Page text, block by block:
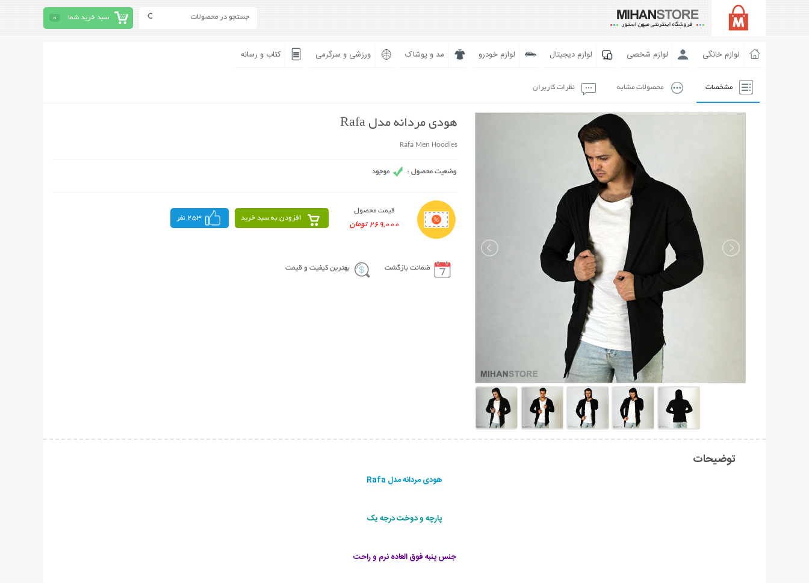
سبد خرید شما 0
لوازم خانگی لوازم شخصی لوازم دیجیتال لوازم خودرو مد و پوشاک ورزشی و سرگرمی کتاب و رسانه
مشخصات محصولات مشابه نظرات کاربران
هودی مردانه مدل Rafa
Rafa Men Hoodies
قیمت محصول
269,000 تومان
افزودن به سبد خرید 253 نفر
ضمانت بازگشت بهترین کیفیت و قیمت
توضیحات
هودی مردانه مدل Rafa
پارچه و دوخت درجه یک
جنس پنبه فوق العاده نرم و راحت